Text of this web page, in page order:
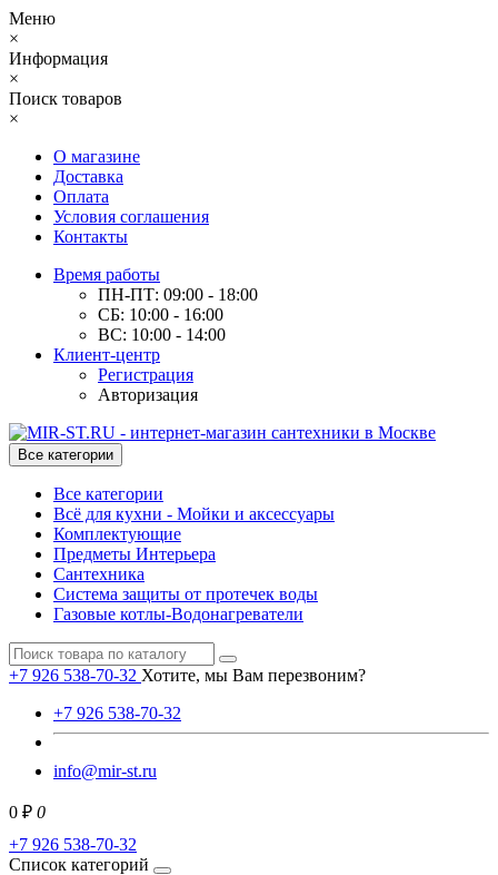
Меню
×
Информация
×
Поиск товаров
×
О магазине
Доставка
Оплата
Условия соглашения
Контакты
Время работы
ПН-ПТ: 09:00 - 18:00
СБ: 10:00 - 16:00
ВС: 10:00 - 14:00
Клиент-центр
Регистрация
Авторизация
Все категории
Все категории
Всё для кухни - Мойки и аксессуары
Комплектующие
Предметы Интерьера
Сантехника
Система защиты от протечек воды
Газовые котлы-Водонагреватели
+7 926 538-70-32 Хотите, мы Вам перезвоним?
+7 926 538-70-32
info@mir-st.ru
0 ₽ 0
+7 926 538-70-32
Список категорий